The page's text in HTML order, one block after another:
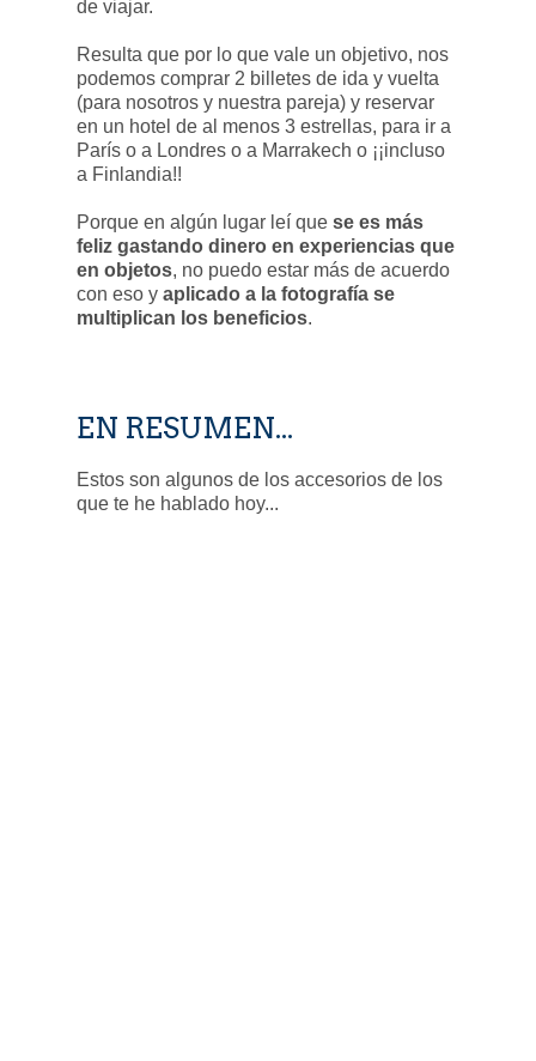
de viajar.
Resulta que por lo que vale un objetivo, nos
podemos comprar 2 billetes de ida y vuelta
(para nosotros y nuestra pareja) y reservar
en un hotel de al menos 3 estrellas, para ir a
París o a Londres o a Marrakech o ¡¡incluso
a Finlandia!!
Porque en algún lugar leí que se es más
feliz gastando dinero en experiencias que
en objetos, no puedo estar más de acuerdo
con eso y aplicado a la fotografía se
multiplican los beneficios.
EN RESUMEN...
Estos son algunos de los accesorios de los
que te he hablado hoy...